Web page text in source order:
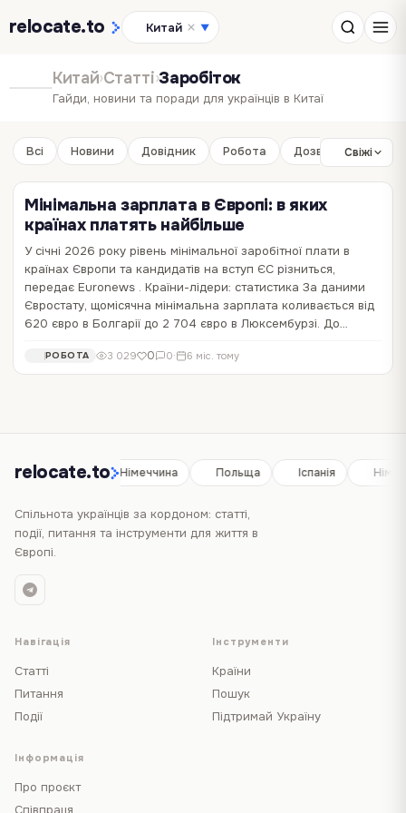
relocate.to Китай ▼
Китай›Статті›Заробіток
Гайди, новини та поради для українців в Китаї
Всі Новини Довідник Робота ДозвілляСвіжі
Мінімальна зарплата в Європі: в яких
країнах платять найбільше
У січні 2026 року рівень мінімальної заробітної плати в
країнах Європи та кандидатів на вступ ЄС різниться,
передає Euronews . Країни-лідери: статистика За даними
Євростату, щомісячна мінімальна зарплата коливається від
620 євро в Болгарії до 2 704 євро в Люксембурзі. До…
РОБОТА 3 029 0 0· 6 міс. тому
relocate.to
Іспанія Німеччина Польща Іспанія
Спільнота українців за кордоном: статті,
події, питання та інструменти для життя в
Європі.
Навігація
Статті
Питання
Події
Інструменти
Країни
Пошук
Підтримай Україну
Інформація
Про проєкт
Співпраця